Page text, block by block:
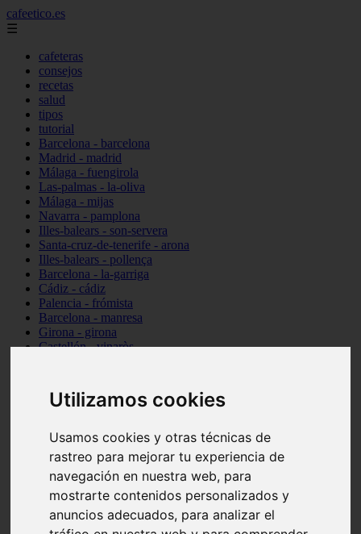
Utilizamos cookies
Usamos cookies y otras técnicas de
rastreo para mejorar tu experiencia de
navegación en nuestra web, para
mostrarte contenidos personalizados y
anuncios adecuados, para analizar el
cafeetico.es
☰
cafeteras
consejos
recetas
salud
tipos
tutorial
Barcelona - barcelona
Madrid - madrid
Málaga - fuengirola
Las-palmas - la-oliva
Málaga - mijas
Navarra - pamplona
Illes-balears - son-servera
Santa-cruz-de-tenerife - arona
Illes-balears - pollença
Barcelona - la-garriga
Cádiz - cádiz
Palencia - frómista
Barcelona - manresa
Girona - girona
Castellón - vinaròs
Málaga - nerja
Girona - blanes
Málaga - marbella
Asturias - gijón
Girona - figueres
Alicante - santa-pola
Almería - roquetas-de-mar